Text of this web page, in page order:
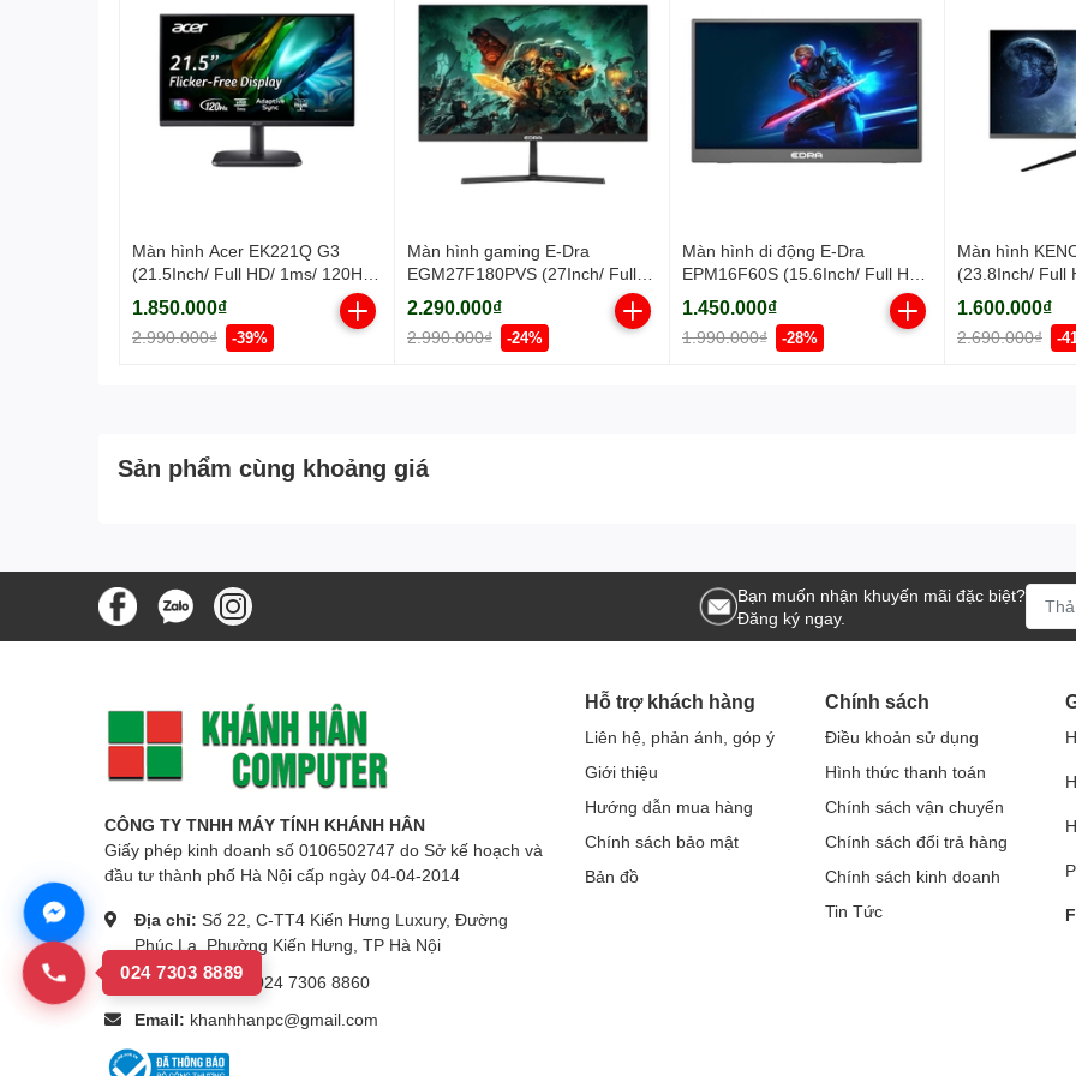
Màn hình Acer EK221Q G3
(21.5Inch/ Full HD/ 1ms/ 120Hz/
250cd/m2/ IPS)
1.850.000₫
2.990.000₫ -39%
Màn hình gaming E-Dra
EGM27F180PVS (27Inch/ Full
HD/ 1ms/ 180Hz/ 250cd/m2/
IPS)
2.290.000₫
2.990.000₫ -24%
Màn hình di động E-Dra
EPM16F60S (15.6Inch/ Full HD/
5ms/ IPS)
1.450.000₫
1.990.000₫ -28%
Màn hình
(23.8Inch/ Full
250cd/m2/ IPS)
1.600.000₫
2.690.000₫ -
Sản phẩm cùng khoảng giá
Bạn muốn nhận khuyến mãi đặc biệt?
Đăng ký ngay.
CÔNG TY TNHH MÁY TÍNH KHÁNH HÂN
Giấy phép kinh doanh số 0106502747 do Sở kế hoạch và
đầu tư thành phố Hà Nội cấp ngày 04-04-2014
Địa chỉ: Số 22, C-TT4 Kiến Hưng Luxury, Đường
Phúc La, Phường Kiến Hưng, TP Hà Nội
Số điện thoại:
024 7306 8860
Email: khanhhanpc@gmail.com
Hỗ trợ khách hàng
Liên hệ, phản ánh, góp ý
Giới thiệu
Hướng dẫn mua hàng
Chính sách bảo mật
Bản đồ
Chính sách
Điều khoản sử dụng
Hình thức thanh toán
Chính sách vận chuyển
Chính sách đổi trả hàng
Chính sách kinh doanh
Tin Tức
024 7303 8889